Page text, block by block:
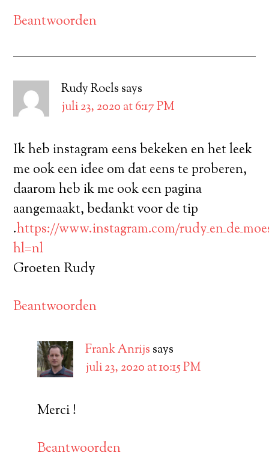
Beantwoorden
Rudy Roels says
juli 23, 2020 at 6:17 PM
Ik heb instagram eens bekeken en het leek
me ook een idee om dat eens te proberen,
daarom heb ik me ook een pagina
aangemaakt, bedankt voor de tip
.https://www.instagram.com/
hl=nl
Groeten Rudy
Beantwoorden
Frank Anrijs says
juli 23, 2020 at 10:15 PM
Merci !
Beantwoorden